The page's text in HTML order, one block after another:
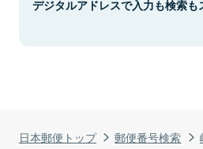
日本郵便トップ 郵便番号検索
デジタルアドレスで入力も検索も